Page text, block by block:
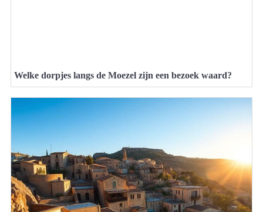
Welke dorpjes langs de Moezel zijn een bezoek waard?